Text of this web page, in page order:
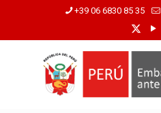
+39 06 6830 85 35